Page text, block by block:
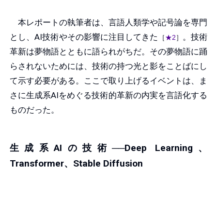
本レポートの執筆者は、言語人類学や記号論を専門
とし、AI技術やその影響に注目してきた
［ ★2 ］
。技術
革新は夢物語とともに語られがちだ。その夢物語に踊
らされないためには、技術の持つ光と影をことばにし
て示す必要がある。ここで取り上げるイベントは、ま
さに生成系AIをめぐる技術的革新の内実を言語化する
ものだった。
生成系AIの技術──Deep Learning、
Transformer、Stable Diffusion